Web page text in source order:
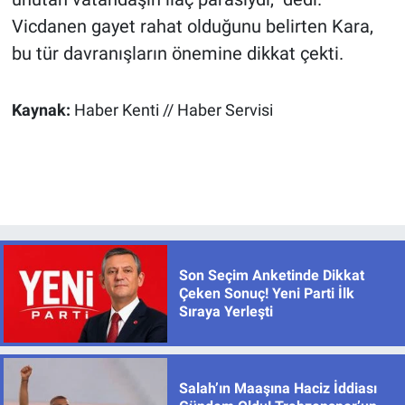
Vicdanen gayet rahat olduğunu belirten Kara,
bu tür davranışların önemine dikkat çekti.
Kaynak: Haber Kenti // Haber Servisi
Son Seçim Anketinde Dikkat
Çeken Sonuç! Yeni Parti İlk
Sıraya Yerleşti
Salah’ın Maaşına Haciz İddiası